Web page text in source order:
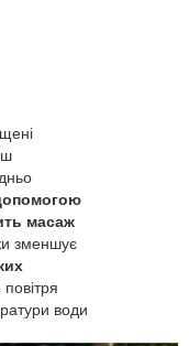
масаж
зменшує
повітря
води